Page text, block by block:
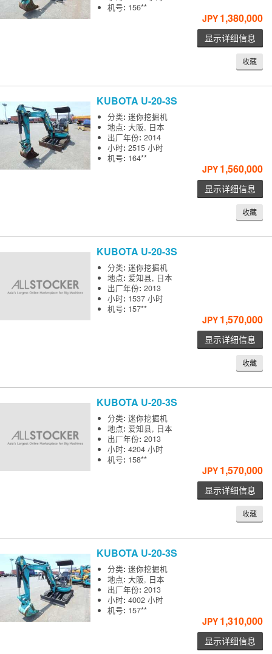
机号: 156**
JPY 1,380,000
显示详细信息
收藏
KUBOTA U-20-3S
分类:迷你挖掘机
地点:大阪, 日本
出厂年份:2014
小时:2515 小时
机号: 164**
JPY 1,560,000
显示详细信息
收藏
KUBOTA U-20-3S
分类:迷你挖掘机
地点: 爱知县, 日本
出厂年份:2013
小时: 1537 小时
机号: 157**
JPY 1,570,000
显示详细信息
收藏
KUBOTA U-20-3S
分类:迷你挖掘机
地点: 爱知县, 日本
出厂年份:2013
小时:4204 小时
机号: 158**
JPY 1,570,000
显示详细信息
收藏
KUBOTA U-20-3S
分类:迷你挖掘机
地点:大阪, 日本
出厂年份:2013
小时:4002 小时
机号: 157**
JPY 1,310,000
显示详细信息